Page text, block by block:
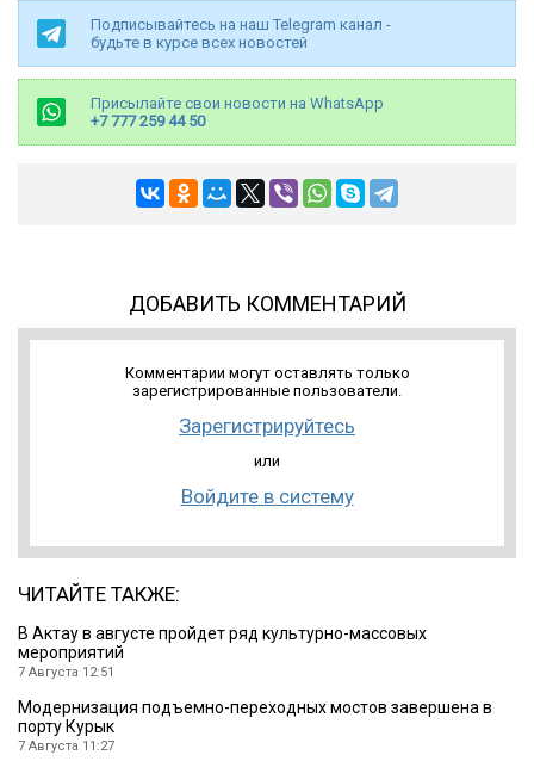
Подписывайтесь на наш Telegram канал -
будьте в курсе всех новостей
Присылайте свои новости на WhatsApp
+7 777 259 44 50
ДОБАВИТЬ КОММЕНТАРИЙ
Комментарии могут оставлять только
зарегистрированные пользователи.
Зарегистрируйтесь
или
Войдите в систему
ЧИТАЙТЕ ТАКЖЕ:
В Актау в августе пройдет ряд культурно-массовых
мероприятий
7 Августа 12:51
Модернизация подъемно-переходных мостов завершена в
порту Курык
7 Августа 11:27